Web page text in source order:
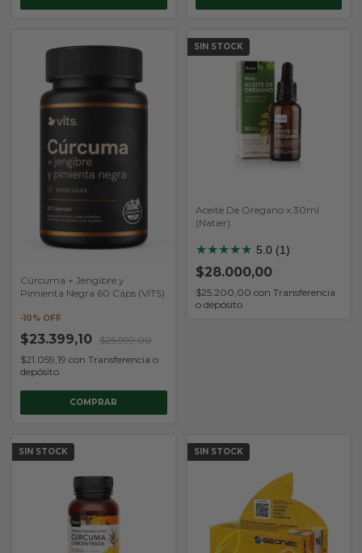
Cúrcuma + Jengibre y
Pimienta Negra 60 Cáps (VITS)
-10% OFF
$23.399,10 $25.999,00
$21.059,19 con Transferencia o
depósito
SIN STOCK
Aceite De Oregano x 30ml
(Natier)
★★★★★ 5.0 (1)
$28.000,00
$25.200,00 con Transferencia
o depósito
SIN STOCK SIN STOCK